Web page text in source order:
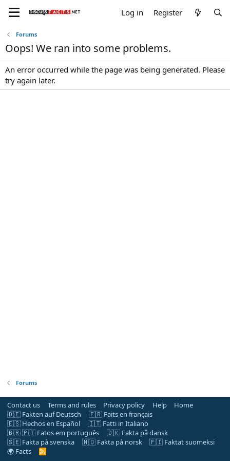
Log in Register
Forums
Oops! We ran into some problems.
An error occurred while the page was being generated. Please
try again later.
Forums
Contact us Terms and rules Privacy policy Help
Home
🇩🇪 Fakten auf Deutsch
🇫🇷 Faits en français
🇪🇸 Hechos en Español
🇮🇹 Fatti in Italiano
🇧🇷 🇵🇹 Fatos em português
🇩🇰 Fakta på dansk
🇸🇪 Fakta på svenska
🇳🇴 Fakta på norsk
🇫🇮 Faktat suomeksi
🌍 Facts
R